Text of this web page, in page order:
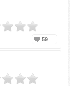
59